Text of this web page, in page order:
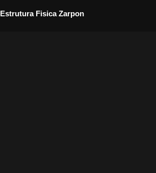
Estrutura Fisica Zarpon